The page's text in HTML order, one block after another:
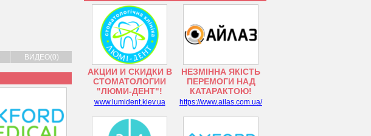
ВИДЕО(0)
АКЦИИ И СКИДКИ В
СТОМАТОЛОГИИ
"ЛЮМИ-ДЕНТ"!
www.lumident.kiev.ua
НЕЗМІННА ЯКІСТЬ
ПЕРЕМОГИ НАД
КАТАРАКТОЮ!
https://www.ailas.com.ua/